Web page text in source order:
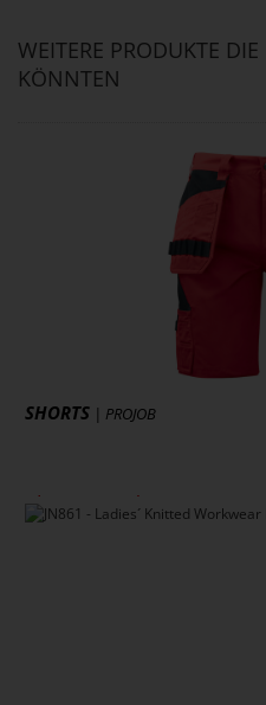
WEITERE PRODUKTE
KÖNNTEN
SHORTS | PROJOB
ab 47,84 € *